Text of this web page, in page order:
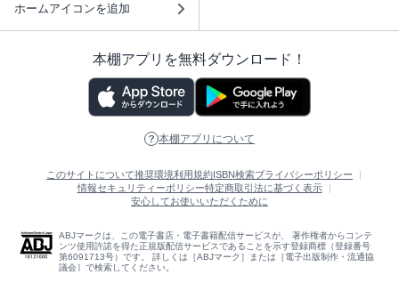
ホームアイコンを追加
本棚アプリを無料ダウンロード！
本棚アプリについて
このサイトについて推奨環境利用規約ISBN検索プライバシーポリシー
情報セキュリティーポリシー特定商取引法に基づく表示
安心してお使いいただくために
ABJマークは、この電子書店・電子書籍配信サービスが、 著作権者からコンテ
ンツ使用許諾を得た正規版配信サービスであることを示す登録商標（登録番号
第6091713号）です。 詳しくは［ABJマーク］または［電子出版制作・流通協
議会］で検索してください。